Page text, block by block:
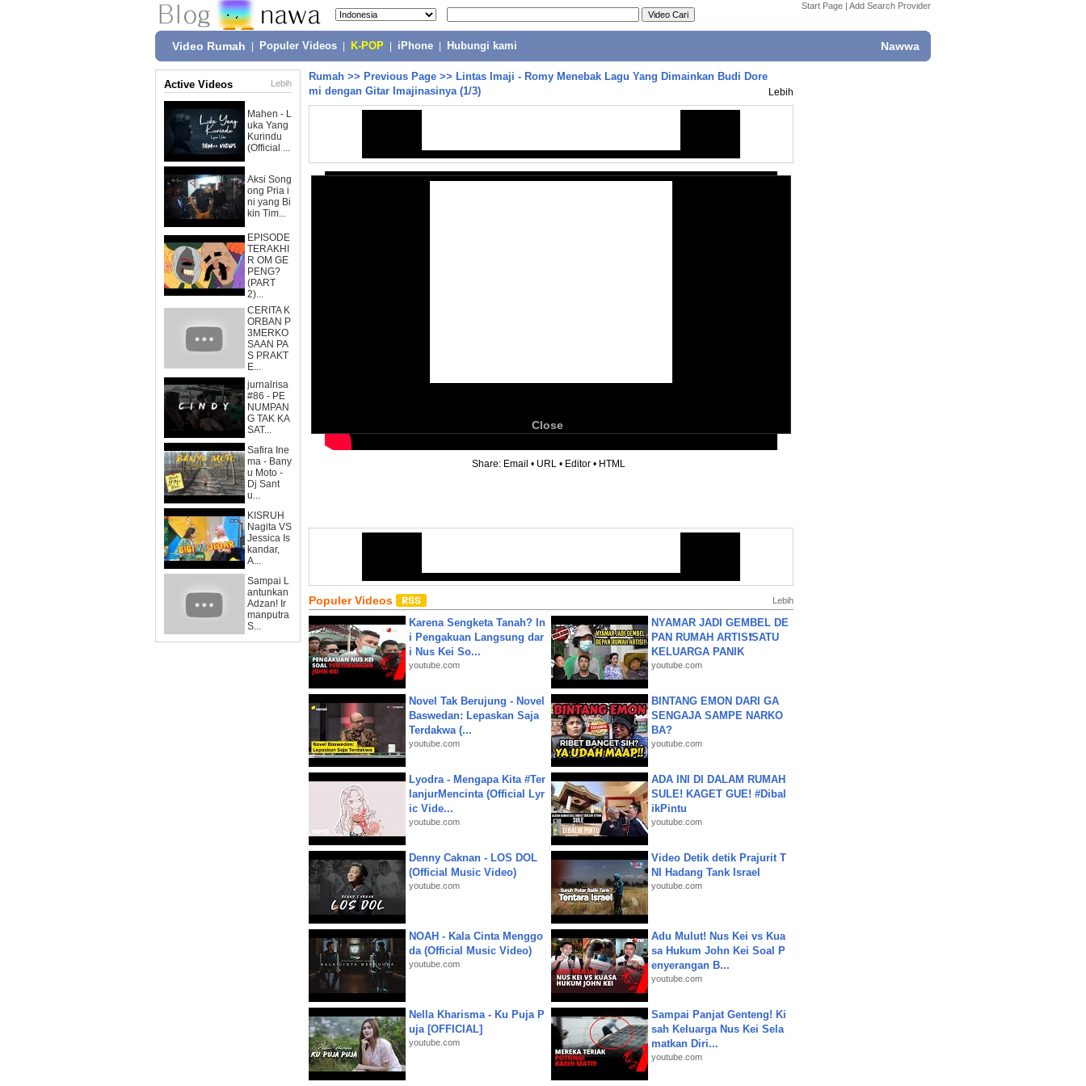
Start Page | Add Search Provider
Video Rumah Populer Videos K-POP iPhone Hubungi kami Nawwa
Active Videos Lebih
Mahen - L
uka Yang
Kurindu
(Official ...
Aksi Song
ong Pria i
ni yang Bi
kin Tim...
EPISODE
TERAKHI
R OM GE
PENG?
(PART
2)...
CERITA K
ORBAN P
3MERKO
SAAN PA
S PRAKT
E...
jurnalrisa
#86 - PE
NUMPAN
G TAK KA
SAT...
Safira Ine
ma - Bany
u Moto -
Dj Sant
u...
KISRUH
Nagita VS
Jessica Is
kandar,
A...
Sampai L
antunkan
Adzan! Ir
manputra
S...
Rumah >> Previous Page >> Lintas Imaji - Romy Menebak Lagu Yang Dimainkan Budi Dore
mi dengan Gitar Imajinasinya (1/3)
Lebih
Close
Share: Email • URL • Editor • HTML
Populer Videos Lebih
Karena Sengketa Tanah? In
i Pengakuan Langsung dar
i Nus Kei So...
youtube.com
NYAMAR JADI GEMBEL DE
PAN RUMAH ARTIS❗SATU
KELUARGA PANIK
youtube.com
Novel Tak Berujung - Novel
Baswedan: Lepaskan Saja
Terdakwa (...
youtube.com
BINTANG EMON DARI GA
SENGAJA SAMPE NARKO
BA?
youtube.com
Lyodra - Mengapa Kita #Ter
lanjurMencinta (Official Lyr
ic Vide...
youtube.com
ADA INI DI DALAM RUMAH
SULE! KAGET GUE! #Dibal
ikPintu
youtube.com
Denny Caknan - LOS DOL
(Official Music Video)
youtube.com
Video Detik detik Prajurit T
NI Hadang Tank Israel
youtube.com
NOAH - Kala Cinta Menggo
da (Official Music Video)
youtube.com
Adu Mulut! Nus Kei vs Kua
sa Hukum John Kei Soal P
enyerangan B...
youtube.com
Nella Kharisma - Ku Puja P
uja [OFFICIAL]
youtube.com
Sampai Panjat Genteng! Ki
sah Keluarga Nus Kei Sela
matkan Diri...
youtube.com